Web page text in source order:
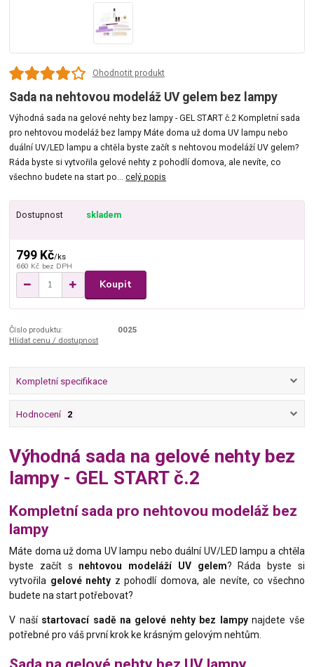
Ohodnotit produkt
Sada na nehtovou modeláž UV gelem bez lampy
Výhodná sada na gelové nehty bez lampy - GEL START č.2 Kompletní sada
pro nehtovou modeláž bez lampy Máte doma už doma UV lampu nebo
duální UV/LED lampu a chtěla byste začít s nehtovou modeláží UV gelem?
Ráda byste si vytvořila gelové nehty z pohodlí domova, ale nevíte, co
všechno budete na start po...celý popis
Dostupnost skladem
799 Kč/ks
660 Kč bez DPH
Koupit
Číslo produktu:
0025
Hlídat cenu / dostupnost
Kompletní specifikace
Hodnocení 2
Výhodná sada na gelové nehty bez
lampy - GEL START č.2
Kompletní sada pro nehtovou modeláž bez
lampy
Máte doma už doma UV lampu nebo duální UV/LED lampu a chtěla
byste začít s nehtovou modeláží UV gelem? Ráda byste si
vytvořila gelové nehty z pohodlí domova, ale nevíte, co všechno
budete na start potřebovat?
V naší startovací sadě na gelové nehty bez lampynajdete vše
potřebné pro váš první krok ke krásným gelovým nehtům.